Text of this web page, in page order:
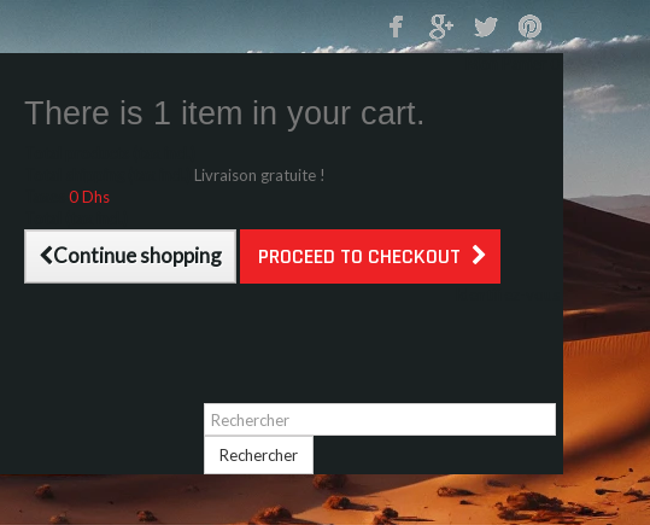
There is 1 item in your cart.
Livraison gratuite !
0 Dhs
Continue shopping PROCEED TO CHECKOUT
Rechercher